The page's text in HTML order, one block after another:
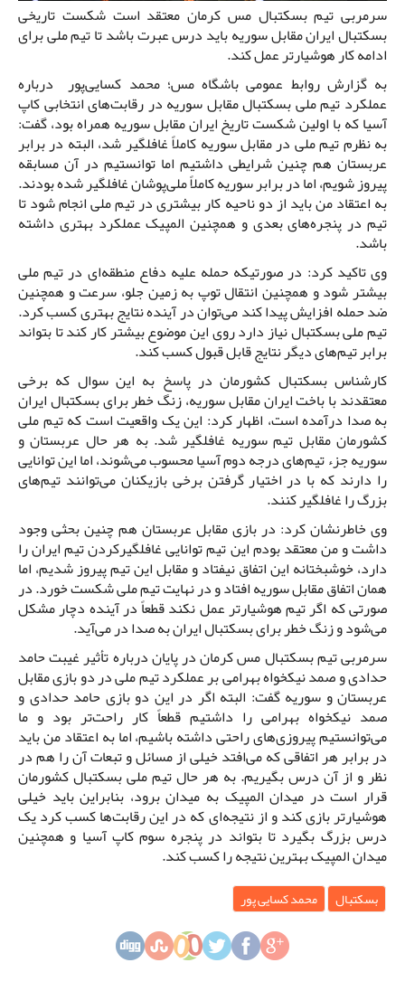
سرمربی تیم بسکتبال مس کرمان معتقد است شکست تاریخی
بسکتبال ایران مقابل سوریه باید درس عبرت باشد تا تیم ملی برای
ادامه کار هوشیارتر عمل کند.
به گزارش روابط عمومی باشگاه مس؛ محمد کسایی‌پور درباره
عملکرد تیم ملی بسکتبال مقابل سوریه در رقابت‌های انتخابی کاپ
آسیا که با اولین شکست تاریخ ایران مقابل سوریه همراه بود، گفت:
به نظرم تیم ملی در مقابل سوریه کاملاً غافلگیر شد، البته در برابر
عربستان هم چنین شرایطی داشتیم اما توانستیم در آن مسابقه
پیروز شویم، اما در برابر سوریه کاملاً ملی‌پوشان غافلگیر شده بودند.
به اعتقاد من باید از دو ناحیه کار بیشتری در تیم ملی انجام شود تا
تیم در پنجره‌های بعدی و همچنین المپیک عملکرد بهتری داشته
باشد.
وی تاکید کرد: در صورتیکه حمله علیه دفاع منطقه‌ای در تیم ملی
بیشتر شود و همچنین انتقال توپ به زمین جلو، سرعت و همچنین
ضد حمله افزایش پیدا کند می‌توان در آینده نتایج بهتری کسب کرد.
تیم ملی بسکتبال نیاز دارد روی این موضوع بیشتر کار کند تا بتواند
برابر تیم‌های دیگر نتایج قابل قبول کسب کند.
کارشناس بسکتبال کشورمان در پاسخ به این سوال که برخی
معتقدند با باخت ایران مقابل سوریه، زنگ خطر برای بسکتبال ایران
به صدا درآمده است، اظهار کرد: این یک واقعیت است که تیم ملی
کشورمان مقابل تیم‌ سوریه غافلگیر شد. به هر حال عربستان و
سوریه جزء تیم‌های درجه دوم آسیا محسوب می‌شوند، اما این توانایی
را دارند که با در اختیار گرفتن برخی بازیکنان می‌توانند تیم‌های
بزرگ را غافلگیر کنند.
وی خاطرنشان کرد: در بازی مقابل عربستان هم چنین بحثی وجود
داشت و من معتقد بودم این تیم توانایی غافلگیرکردن تیم ایران را
دارد، خوشبختانه این اتفاق نیفتاد و مقابل این تیم پیروز شدیم، اما
همان اتفاق مقابل سوریه افتاد و در نهایت تیم ملی شکست خورد. در
صورتی که اگر تیم هوشیارتر عمل نکند قطعاً در آینده دچار مشکل
می‌شود و زنگ خطر برای بسکتبال ایران به صدا در می‌آید.
سرمربی تیم بسکتبال مس کرمان در پایان درباره تأثیر غیبت حامد
حدادی و صمد نیکخواه بهرامی بر عملکرد تیم ملی در دو بازی مقابل
عربستان و سوریه گفت: البته اگر در این دو بازی حامد حدادی و
صمد نیکخواه بهرامی را داشتیم قطعاً کار راحت‌تر بود و ما
می‌توانستیم پیروزی‌های راحتی داشته باشیم، اما به اعتقاد من باید
در برابر هر اتفاقی که می‌افتد خیلی از مسائل و تبعات آن را هم در
نظر و از آن درس بگیریم. به هر حال تیم ملی بسکتبال کشورمان
قرار است در میدان المپیک به میدان برود، بنابراین باید خیلی
هوشیارتر بازی کند و از نتیجه‌ای که در این رقابت‌ها کسب کرد یک
درس بزرگ بگیرد تا بتواند در پنجره سوم کاپ آسیا و همچنین
میدان المپیک بهترین نتیجه را کسب کند.
بسکتبال محمد کسایی پور